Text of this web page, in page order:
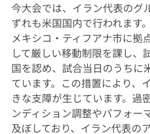
今大会では、イラン代表のグ
ずれも米国国内で行われます
メキシコ・ティフアナ市に拠
して厳しい移動制限を課し、
国を認め、試合当日のうちに
ています。この措置により、
きな支障が生じています。過
ンディション調整やパフォー
及ぼしており、イラン代表の